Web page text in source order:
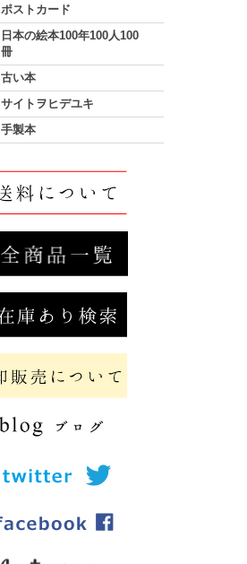
ポストカード
日本の絵本100年100人100
冊
古い本
サイトヲヒデユキ
手製本